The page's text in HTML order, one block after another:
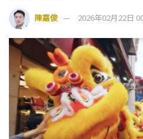
陳嘉俊 2026年02月22日